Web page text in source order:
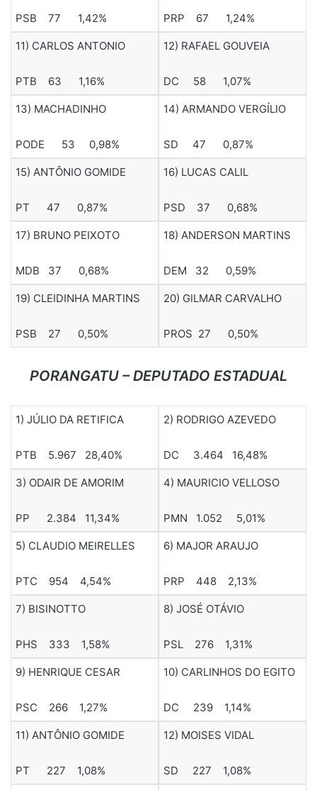
PSB 77 1,42% PRP 67 1,24%
11) CARLOS ANTONIO
PTB 63 1,16%
12) RAFAEL GOUVEIA
DC 58 1,07%
13) MACHADINHO
PODE 53 0,98%
14) ARMANDO VERGÍLIO
SD 47 0,87%
15) ANTÔNIO GOMIDE
PT 47 0,87%
16) LUCAS CALIL
PSD 37 0,68%
17) BRUNO PEIXOTO
MDB 37 0,68%
18) ANDERSON MARTINS
DEM 32 0,59%
19) CLEIDINHA MARTINS
PSB 27 0,50%
20) GILMAR CARVALHO
PROS 27 0,50%
PORANGATU – DEPUTADO ESTADUAL
1) JÚLIO DA RETIFICA
PTB 5.967 28,40%
2) RODRIGO AZEVEDO
DC 3.464 16,48%
3) ODAIR DE AMORIM
PP 2.384 11,34%
4) MAURICIO VELLOSO
PMN 1.052 5,01%
5) CLAUDIO MEIRELLES
PTC 954 4,54%
6) MAJOR ARAUJO
PRP 448 2,13%
7) BISINOTTO
PHS 333 1,58%
8) JOSÉ OTÁVIO
PSL 276 1,31%
9) HENRIQUE CESAR
PSC 266 1,27%
10) CARLINHOS DO EGITO
DC 239 1,14%
11) ANTÔNIO GOMIDE
PT 227 1,08%
12) MOISES VIDAL
SD 227 1,08%